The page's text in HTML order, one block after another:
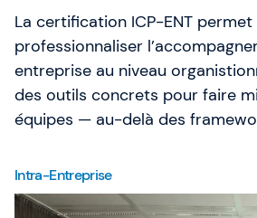
La certification ICP-ENT permet
professionnaliser
entreprise au niveau
des outils concrets pour faire
équipes — au-delà des
Intra-Entreprise